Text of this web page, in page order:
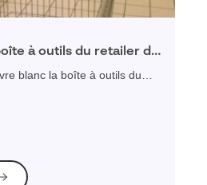
à outils du retailer de
blanc la boîte à outils du